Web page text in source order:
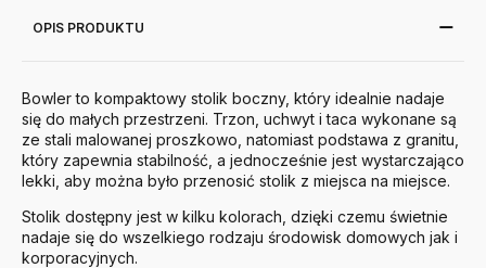
OPIS PRODUKTU
Bowler to kompaktowy stolik boczny, który idealnie nadaje
się do małych przestrzeni. Trzon, uchwyt i taca wykonane są
ze stali malowanej proszkowo, natomiast podstawa z granitu,
który zapewnia stabilność, a jednocześnie jest wystarczająco
lekki, aby można było przenosić stolik z miejsca na miejsce.
Stolik dostępny jest w kilku kolorach, dzięki czemu świetnie
nadaje się do wszelkiego rodzaju środowisk domowych jak i
korporacyjnych.